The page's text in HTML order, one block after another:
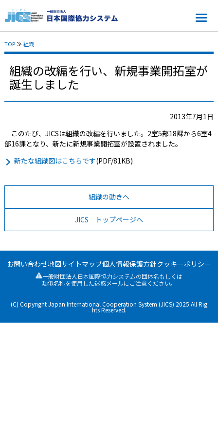
TOP≫組織
組織の改編を行い、新規事業開拓室が
誕生しました
2013年7月1日
このたび、JICSは組織の改編を行いました。2室5部18課から6室4
部16課となり、新たに新規事業開拓室が設置されました。
新たな組織図はこちらです(PDF/81KB)
組織の動きへ
JICS トップページへ
お問い合わせ地図サイトマップ個人情報保護方針クッキーポリシー
一般財団法人日本国際協力システムの団体名もしくは
類似名称を使用した迷惑メールにご注意ください。
(C) Copyright Japan International Cooperation System (JICS) 2025 All Rig
hts Reserved.